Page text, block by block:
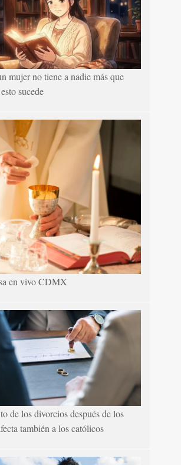
mujer no tiene a nadie más que
sucede
en vivo CDMX
de los divorcios después de los
también a los católicos